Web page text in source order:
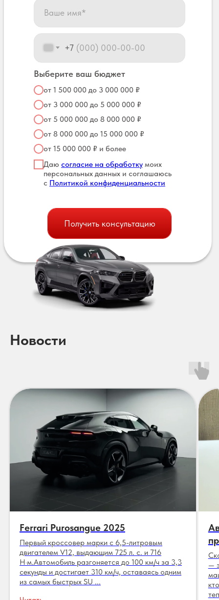
+7
Выберите ваш бюджет
от 1 500 000 до 3 000 000 ₽
от 3 000 000 до 5 000 000 ₽
от 5 000 000 до 8 000 000 ₽
от 8 000 000 до 15 000 000 ₽
от 15 000 000 ₽ и более
Даю согласие на обработку моих
персональных данных и соглашаюсь
с Политикой конфиденциальности
Получить консультацию
Новости
Ferrari Purosangue 2025
Первый кроссовер марки с 6,5-литровым
двигателем V12, выдающим 725 л. с. и 716
Н·м.Автомобиль разгоняется до 100 км/ч за 3,3
секунды и достигает 310 км/ч, оставаясь одним
из самых быстрых SU ...
—